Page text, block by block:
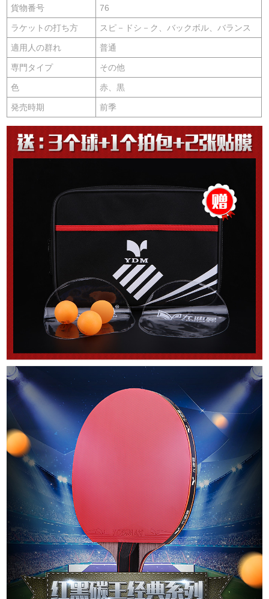
貨物番号 76
ラケットの打ち方 スピ－ドシ－ク、バックボル、バランス
適用人の群れ 普通
専門タイプ その他
色 赤、黒
発売時期 前季